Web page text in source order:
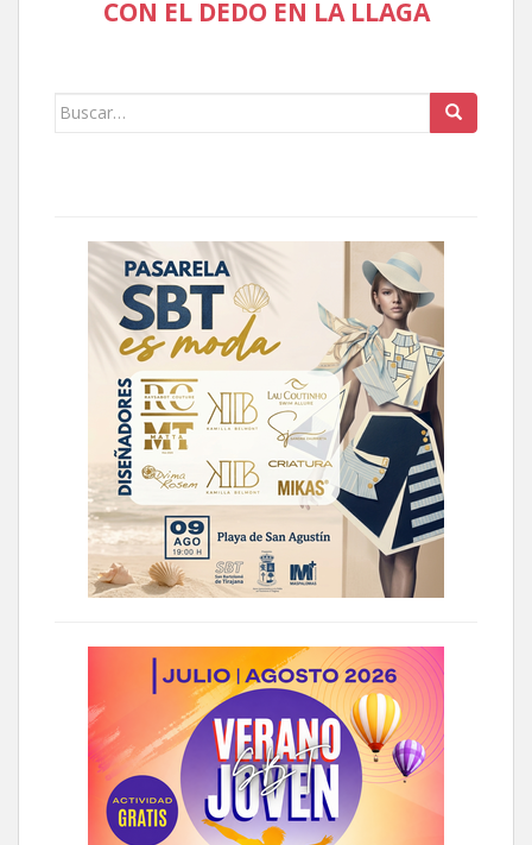
CON EL DEDO EN LA LLAGA
Buscar: